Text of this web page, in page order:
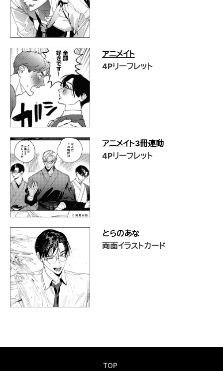
アニメイト
4Pリーフレット
アニメイト3冊連動
4Pリーフレット
とらのあな
両面イラストカード
TOP